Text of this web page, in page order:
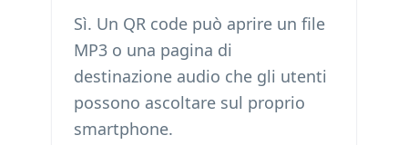
Sì. Un QR code può aprire un file
MP3 o una pagina di
destinazione audio che gli utenti
possono ascoltare sul proprio
smartphone.